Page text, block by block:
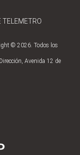
TELEMETRO
© 2026. Todos los
Avenida 12 de